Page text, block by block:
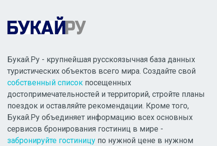
Букай.Ру - крупнейшая русскоязычная база данных
туристических объектов всего мира. Создайте свой
собственный список посещенных
достопримечательностей и территорий, стройте планы
поездок и оставляйте рекомендации. Кроме того,
Букай.Ру объединяет информацию всех основных
сервисов бронирования гостиниц в мире -
забронируйте гостиницу по нужной цене в нужном